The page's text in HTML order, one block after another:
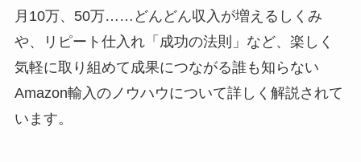
月10万、50万……どんどん収入が増えるしくみ
や、リピート仕入れ「成功の法則」など、楽しく
気軽に取り組めて成果につながる誰も知らない
Amazon輸入のノウハウについて詳しく解説されて
います。